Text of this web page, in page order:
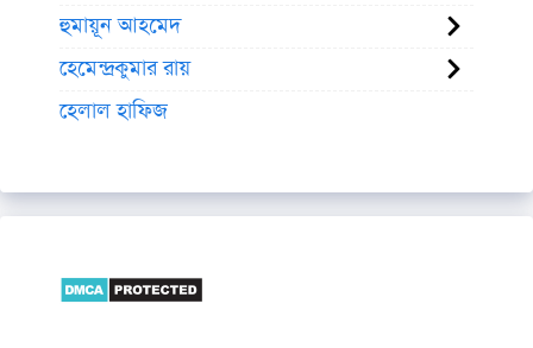
হুমায়ূন আহমেদ
হেমেন্দ্রকুমার রায়
হেলাল হাফিজ